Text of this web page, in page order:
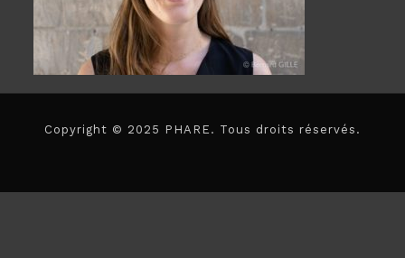
Copyright © 2025 PHARE. Tous droits réservés.